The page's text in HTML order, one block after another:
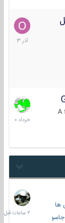
21
آذر
1403
10
خرداد
1400
2
ساعات
قبل